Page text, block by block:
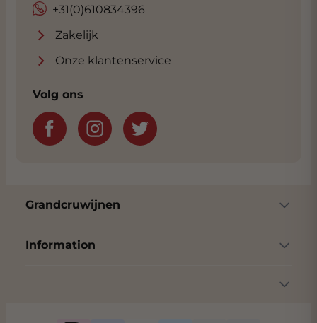
+31(0)610834396
Zakelijk
Onze klantenservice
Volg ons
Grandcruwijnen
Information